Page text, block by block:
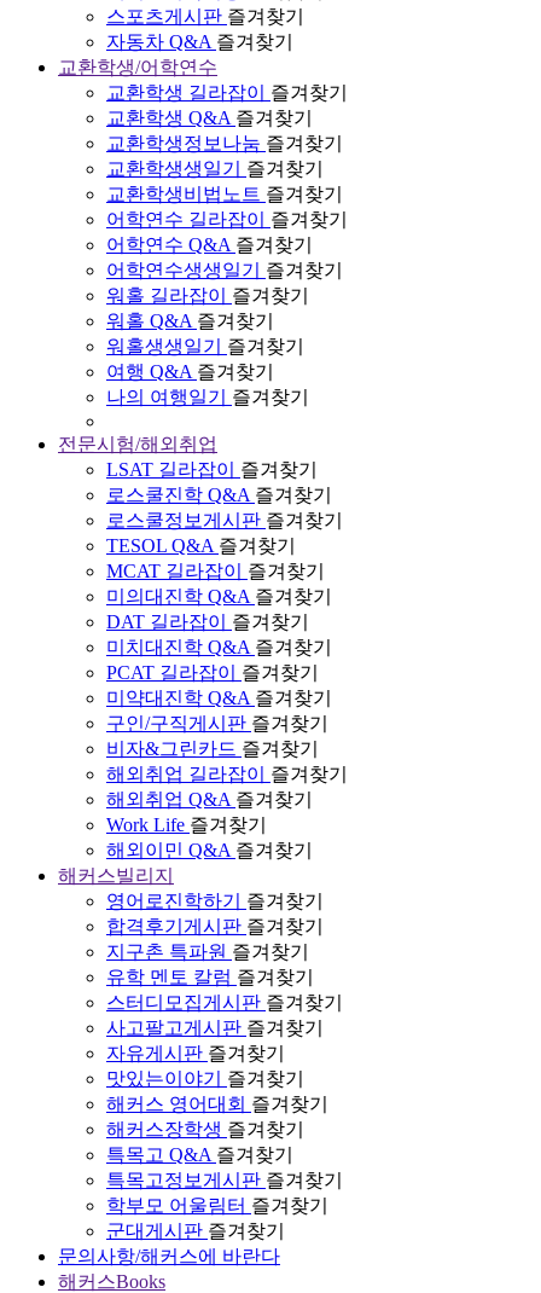
스포츠게시판 즐겨찾기
자동차 Q&A 즐겨찾기
교환학생/어학연수
교환학생 길라잡이
즐겨찾기
교환학생 Q&A 즐겨찾기
교환학생정보나눔 즐겨찾기
교환학생생일기
즐겨찾기
교환학생비법노트 즐겨찾기
어학연수 길라잡이
즐겨찾기
어학연수 Q&A 즐겨찾기
어학연수생생일기
즐겨찾기
워홀 길라잡이
즐겨찾기
워홀 Q&A 즐겨찾기
워홀생생일기
즐겨찾기
여행 Q&A 즐겨찾기
나의 여행일기
즐겨찾기
전문시험/해외취업
LSAT 길라잡이
즐겨찾기
로스쿨진학 Q&A 즐겨찾기
로스쿨정보게시판 즐겨찾기
TESOL Q&A 즐겨찾기
MCAT 길라잡이
즐겨찾기
미의대진학 Q&A 즐겨찾기
DAT 길라잡이
즐겨찾기
미치대진학 Q&A 즐겨찾기
PCAT 길라잡이
즐겨찾기
미약대진학 Q&A 즐겨찾기
구인/구직게시판 즐겨찾기
비자&그린카드 즐겨찾기
해외취업 길라잡이
즐겨찾기
해외취업 Q&A 즐겨찾기
Work Life 즐겨찾기
해외이민 Q&A 즐겨찾기
해커스빌리지
영어로진학하기
즐겨찾기
합격후기게시판 즐겨찾기
지구촌 특파원 즐겨찾기
유학 멘토 칼럼 즐겨찾기
스터디모집게시판 즐겨찾기
사고팔고게시판 즐겨찾기
자유게시판 즐겨찾기
맛있는이야기
즐겨찾기
해커스 영어대회 즐겨찾기
해커스장학생 즐겨찾기
특목고 Q&A 즐겨찾기
특목고정보게시판 즐겨찾기
학부모 어울림터 즐겨찾기
군대게시판 즐겨찾기
문의사항/해커스에 바란다
해커스Books